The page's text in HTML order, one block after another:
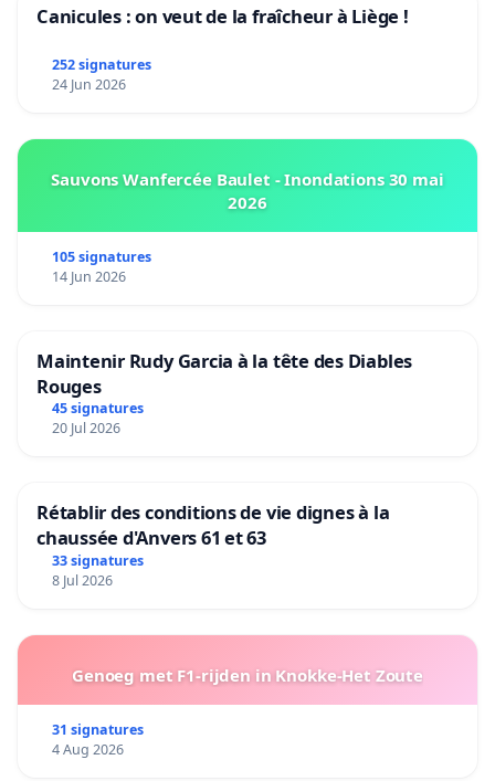
Canicules : on veut de la fraîcheur à Liège !
252 signatures
24 Jun 2026
Sauvons Wanfercée Baulet - Inondations 30 mai
2026
105 signatures
14 Jun 2026
Maintenir Rudy Garcia à la tête des Diables
Rouges
45 signatures
20 Jul 2026
Rétablir des conditions de vie dignes à la
chaussée d'Anvers 61 et 63
33 signatures
8 Jul 2026
Genoeg met F1-rijden in Knokke-Het Zoute
31 signatures
4 Aug 2026